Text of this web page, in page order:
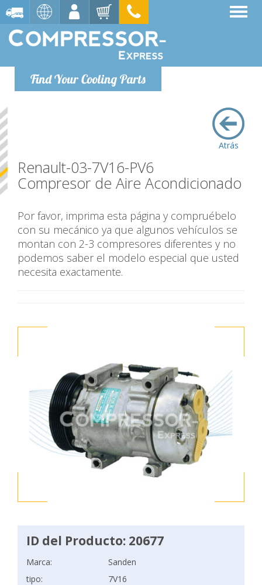
Find Your Cooling Parts
Atrás
Renault-03-7V16-PV6
Compresor de Aire Acondicionado
Por favor, imprima esta página y compruébelo
con su mecánico ya que algunos vehículos se
montan con 2-3 compresores diferentes y no
podemos saber el modelo especial que usted
necesita exactamente.
ID del Producto: 20677
Marca:
Sanden
tipo:
7V16